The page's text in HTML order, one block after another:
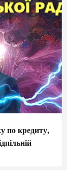
по кредиту,